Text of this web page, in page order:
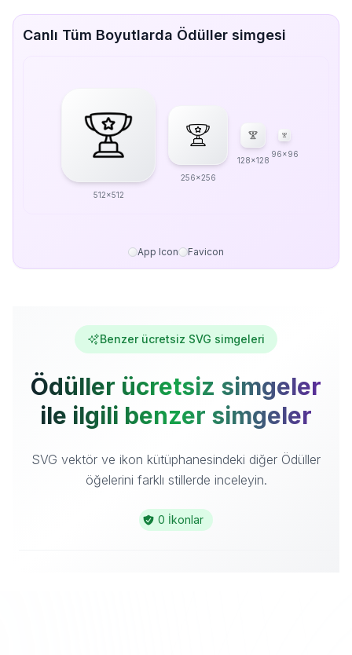
Canlı Tüm Boyutlarda Ödüller simgesi
512x512
256x256
128x128
96x96
App Icon Favicon
Benzer ücretsiz SVG simgeleri
Ödüller ücretsiz simgeler
ile ilgili benzer simgeler
SVG vektör ve ikon kütüphanesindeki diğer Ödüller
öğelerini farklı stillerde inceleyin.
0 İkonlar